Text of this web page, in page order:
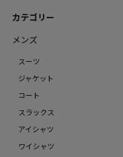
カテゴリー
メンズ
スーツ
ジャケット
コート
スラックス
アイシャツ
ワイシャツ